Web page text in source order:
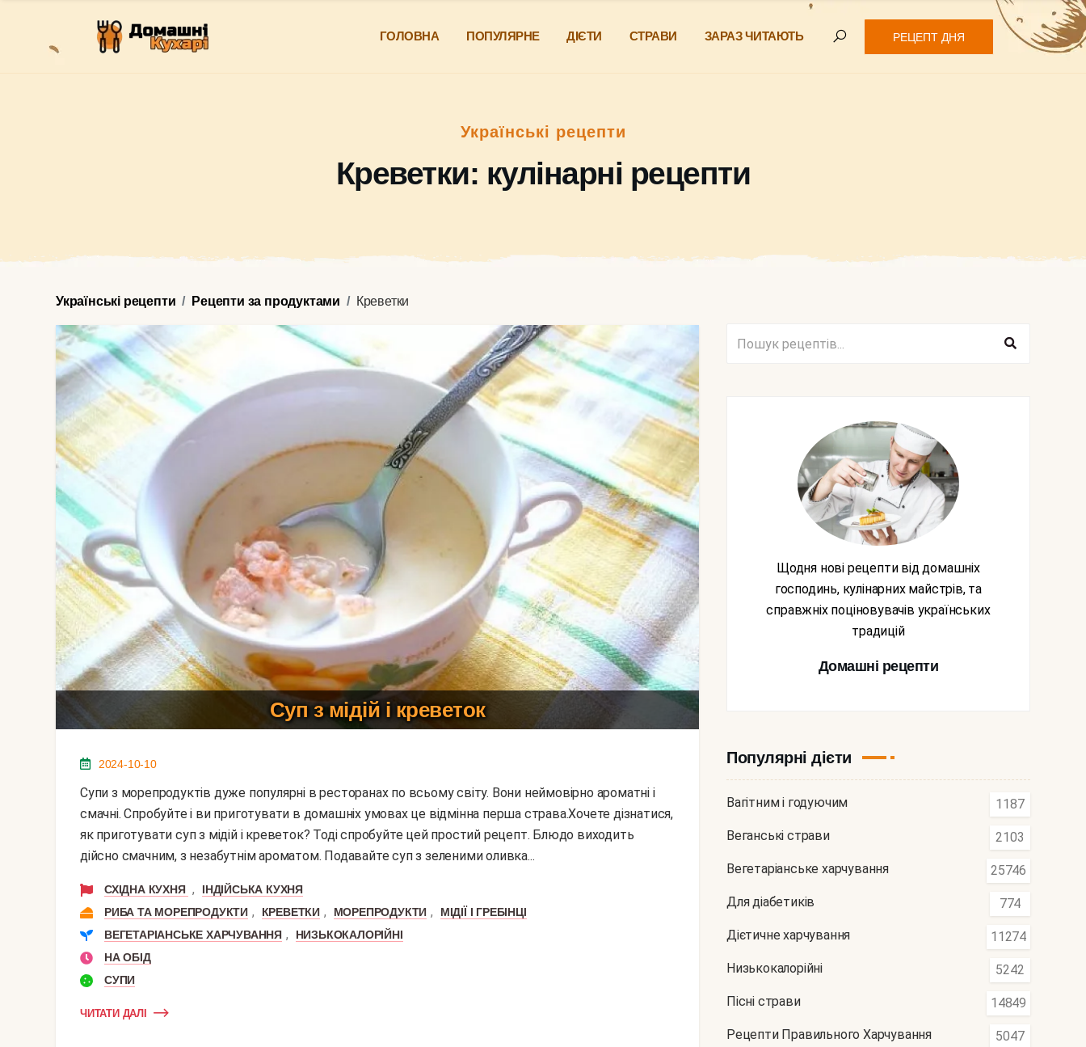
ГОЛОВНА ПОПУЛЯРНЕ ДІЄТИ СТРАВИ ЗАРАЗ ЧИТАЮТЬ РЕЦЕПТ ДНЯ
Українські рецепти
Креветки: кулінарні рецепти
Українські рецепти Рецепти за продуктами Креветки
Суп з мідій і креветок
2024-10-10
Супи з морепродуктів дуже популярні в ресторанах по всьому світу. Вони неймовірно ароматні і
смачні. Спробуйте і ви приготувати в домашніх умовах це відмінна перша страва.Хочете дізнатися,
як приготувати суп з мідій і креветок? Тоді спробуйте цей простий рецепт. Блюдо виходить
дійсно смачним, з незабутнім ароматом. Подавайте суп з зеленими оливка...
СХІДНА КУХНЯ ,
ІНДІЙСЬКА КУХНЯ
РИБА ТА МОРЕПРОДУКТИ , КРЕВЕТКИ , МОРЕПРОДУКТИ ,
МІДІЇ І ГРЕБІНЦІ
ВЕГЕТАРІАНСЬКЕ ХАРЧУВАННЯ ,
НИЗЬКОКАЛОРІЙНІ
НА ОБІД
СУПИ
ЧИТАТИ ДАЛІ
Щодня нові рецепти від домашніх
господинь, кулінарних майстрів, та
справжніх поціновувачів українських
традицій
Домашні рецепти
Популярні дієти
Вагітним і годуючим 1187
Веганські страви 2103
Вегетаріанське харчування 25746
Для діабетиків 774
Дієтичне харчування 11274
Низькокалорійні 5242
Пісні страви 14849
Рецепти Правильного Харчування 5047